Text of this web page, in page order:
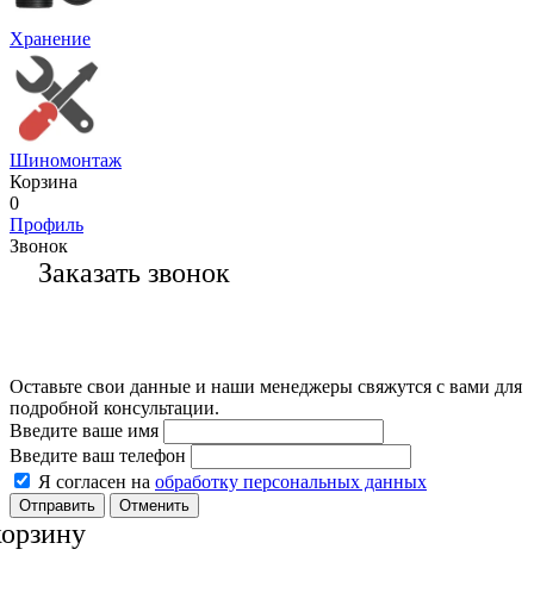
Хранение
Шиномонтаж
Корзина
0
Профиль
Звонок
Заказать звонок
Оставьте свои данные и наши менеджеры свяжутся с вами для
подробной консультации.
Введите ваше имя
Введите ваш телефон
Я согласен на обработку персональных данных
Отменить